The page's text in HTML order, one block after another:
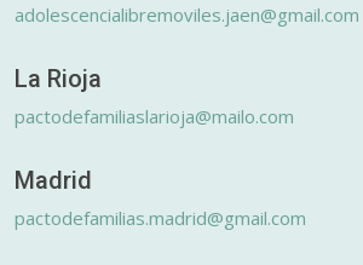
adolescencialibremoviles.jaen@gmail.com
La Rioja
pactodefamiliaslarioja@mailo.com
Madrid
pactodefamilias.madrid@gmail.com